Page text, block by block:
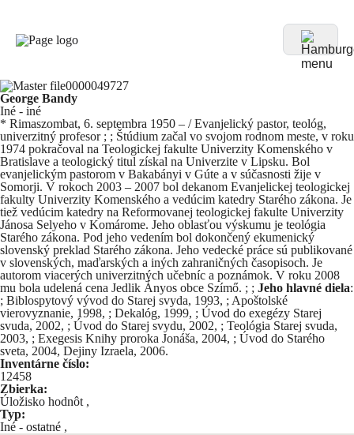
George Bandy
Iné - iné
* Rimaszombat, 6. septembra 1950 – / Evanjelický pastor, teológ,
univerzitný profesor ; ; Štúdium začal vo svojom rodnom meste, v roku
1974 pokračoval na Teologickej fakulte Univerzity Komenského v
Bratislave a teologický titul získal na Univerzite v Lipsku. Bol
evanjelickým pastorom v Bakabányi v Gúte a v súčasnosti žije v
Somorji. V rokoch 2003 – 2007 bol dekanom Evanjelickej teologickej
fakulty Univerzity Komenského a vedúcim katedry Starého zákona. Je
tiež vedúcim katedry na Reformovanej teologickej fakulte Univerzity
Jánosa Selyeho v Komárome. Jeho oblasťou výskumu je teológia
Starého zákona. Pod jeho vedením bol dokončený ekumenický
slovenský preklad Starého zákona. Jeho vedecké práce sú publikované
v slovenských, maďarských a iných zahraničných časopisoch. Je
autorom viacerých univerzitných učebníc a poznámok. V roku 2008
mu bola udelená cena Jedlik Ányos obce Szímő. ; ; Jeho hlavné diela:
; Biblospytový vývod do Starej svyda, 1993, ; Apoštolské
vierovyznanie, 1998, ; Dekalóg, 1999, ; Úvod do exegézy Starej
svuda, 2002, ; Úvod do Starej svydu, 2002, ; Teológia Starej svuda,
2003, ; Exegesis Knihy proroka Jonáša, 2004, ; Úvod do Starého
sveta, 2004, Dejiny Izraela, 2006.
Inventárne číslo:
12458
Zbierka:
Úložisko hodnôt ,
Typ:
Iné - ostatné ,